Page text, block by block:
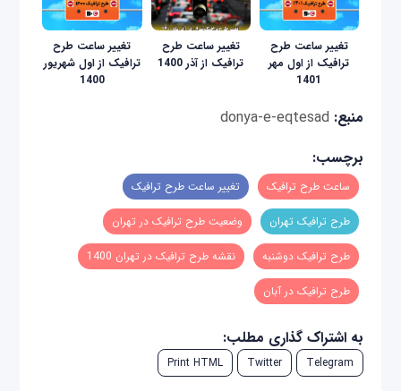
تغییر ساعت طرح
ترافیک از اول مهر
1401
تغییر ساعت طرح
ترافیک از آذر 1400
تغییر ساعت طرح
ترافیک از اول شهریور
1400
منبع: donya-e-eqtesad
برچسب:
ساعت طرح ترافیک تغییر ساعت طرح ترافیک
طرح ترافیک تهران وضعیت طرح ترافیک در تهران
طرح ترافیک دوشنبه نقشه طرح ترافیک در تهران 1400
طرح ترافیک در آبان
به اشتراک گذاری مطلب:
Telegram
Twitter
Print HTML